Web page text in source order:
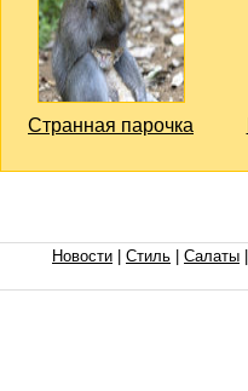
Странная парочка
Новости Стиль Салаты